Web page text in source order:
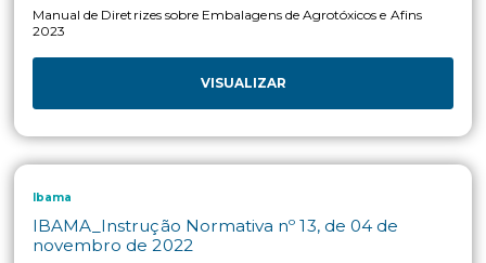
VISUALIZAR
Ibama
IBAMA_Manual de Diretrizes sobre
de Agrotóxicos e Afins
Manual de Diretrizes sobre Embalagens de Agrotóxicos e